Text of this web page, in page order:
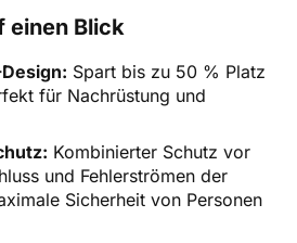
einen Blick
Spart bis zu 50 % Platz
für Nachrüstung und
Kombinierter Schutz vor
und Fehlerströmen der
Sicherheit von Personen